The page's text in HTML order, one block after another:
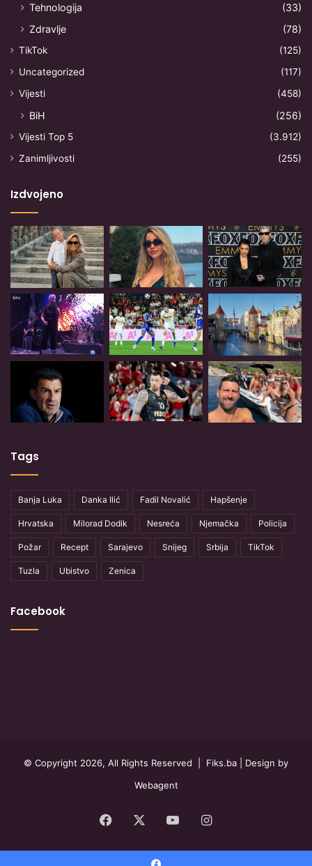
Tehnologija
(33)
Zdravlje
(78)
TikTok
(125)
Uncategorized
(117)
Vijesti
(458)
BiH (256)
Vijesti Top 5
(3.912)
Zanimljivosti
(255)
Izdvojeno
Tags
Banja Luka Danka Ilić Fadil Novalić Hapšenje
Hrvatska Milorad Dodik Nesreća Njemačka Policija
Požar Recept Sarajevo Snijeg Srbija TikTok
Tuzla Ubistvo Zenica
Facebook
© Copyright 2026, All Rights Reserved | Fiks.ba | Design by
Webagent
Facebook YouTubeInstagram